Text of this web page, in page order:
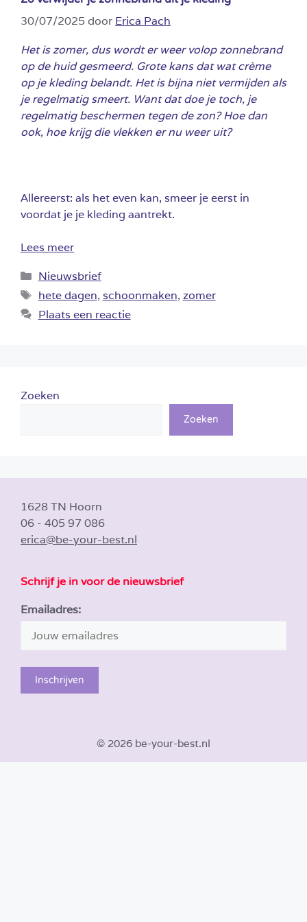
30/07/2025 door Erica Pach
Het is zomer, dus wordt er weer volop zonnebrand
op de huid gesmeerd. Grote kans dat wat crème
op je kleding belandt. Het is bijna niet vermijden als
je regelmatig smeert. Want dat doe je toch, je
regelmatig beschermen tegen de zon? Hoe dan
ook, hoe krijg die vlekken er nu weer uit?
Allereerst: als het even kan, smeer je eerst in
voordat je je kleding aantrekt.
Lees meer
Categorieën
Nieuwsbrief
Tags
hete dagen, schoonmaken, zomer
Plaats een reactie
Zoeken
Zoeken
1628 TN Hoorn
06 - 405 97 086
erica@be-your-best.nl
Schrijf je in voor de nieuwsbrief
Emailadres:
© 2026 be-your-best.nl